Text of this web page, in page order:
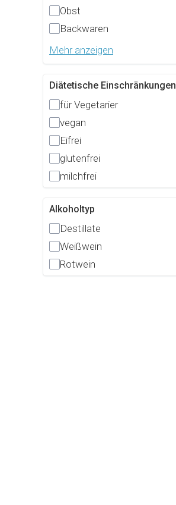
Obst
Backwaren
Mehr anzeigen
Diätetische Einschränkungen
für Vegetarier
vegan
Eifrei
glutenfrei
milchfrei
Alkoholtyp
Destillate
Weißwein
Rotwein